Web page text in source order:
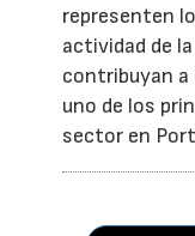
representen
actividad de
contribuyan
uno de los
sector en